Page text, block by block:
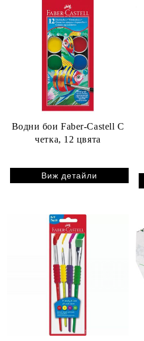
Водни бои Faber-Castell С
четка, 12 цвята
Виж детайли